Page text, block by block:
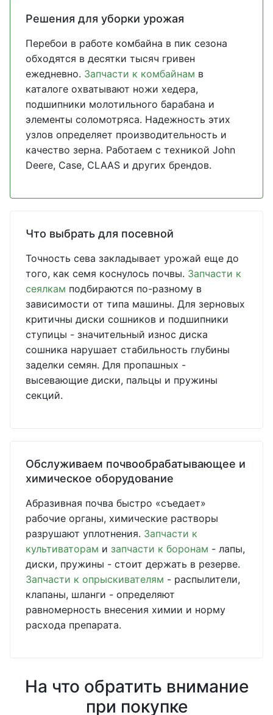
Решения для уборки урожая
Перебои в работе комбайна в пик сезона
обходятся в десятки тысяч гривен
ежедневно. Запчасти к комбайнам в
каталоге охватывают ножи хедера,
подшипники молотильного барабана и
элементы соломотряса. Надежность этих
узлов определяет производительность и
качество зерна. Работаем с техникой John
Deere, Case, CLAAS и других брендов.
Что выбрать для посевной
Точность сева закладывает урожай еще до
того, как семя коснулось почвы. Запчасти к
сеялкам подбираются по-разному в
зависимости от типа машины. Для зерновых
критичны диски сошников и подшипники
ступицы - значительный износ диска
сошника нарушает стабильность глубины
заделки семян. Для пропашных -
высевающие диски, пальцы и пружины
секций.
Обслуживаем почвообрабатывающее и
химическое оборудование
Абразивная почва быстро «съедает»
рабочие органы, химические растворы
разрушают уплотнения. Запчасти к
культиваторам и запчасти к боронам - лапы,
диски, пружины - стоит держать в резерве.
Запчасти к опрыскивателям - распылители,
клапаны, шланги - определяют
равномерность внесения химии и норму
расхода препарата.
На что обратить внимание
при покупке